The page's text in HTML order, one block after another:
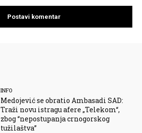
INFO
Medojević se obratio Ambasadi SAD:
Traži novu istragu afere „Telekom“,
zbog “nepostupanja crnogorskog
tužilaštva”